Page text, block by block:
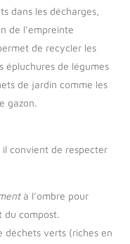
dans les décharges,
de l’empreinte
de recycler les
épluchures de légumes
de jardin comme les
gazon.
il convient de respecter
à l’ombre pour
du compost.
déchets verts (riches en